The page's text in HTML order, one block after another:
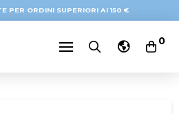
PER ORDINI SUPERIORI AI 150 €
0